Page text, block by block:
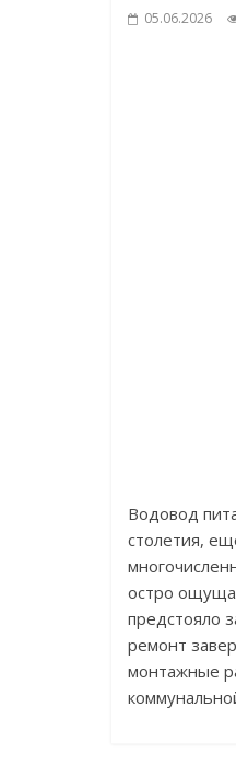
05.06.2026
Водовод
столетия,
остро
предстояло
ремонт
монтажные